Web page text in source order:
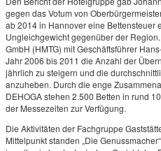
gegen das Votum von
ab 2014 in Hannover eine Bettensteuer
Ungleichgewicht gegenüber der
GmbH (HMTG) mit Geschäftsführer
Jahr 2006 bis 2011 die Anzahl der
jährlich zu steigern und die
anzuheben. Durch die enge
DEHOGA stehen 2.500 Betten in rund
der Messezeiten zur Verfügung.
Die Aktivitäten der Fachgruppe
Mittelpunkt standen „Die